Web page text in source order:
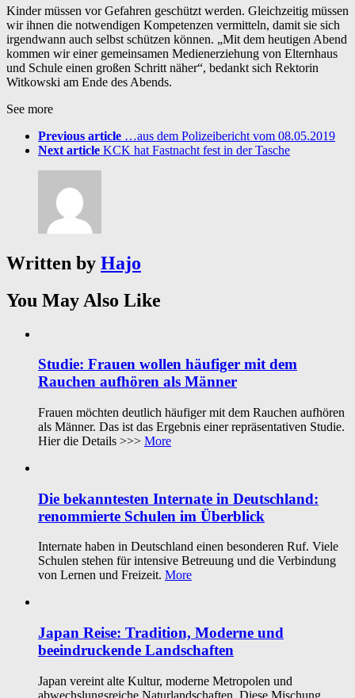
Kinder müssen vor Gefahren geschützt werden. Gleichzeitig müssen
wir ihnen die notwendigen Kompetenzen vermitteln, damit sie sich
irgendwann auch selbst schützen können. „Mit dem heutigen Abend
kommen wir einer gemeinsamen Medienerziehung von Elternhaus
und Schule einen großen Schritt näher“, bedankt sich Rektorin
Witkowski am Ende des Abends.
See more
Previous article …aus dem Polizeibericht vom 08.05.2019
Next article KCK hat Fastnacht fest in der Tasche
Written by Hajo
You May Also Like
Studie: Frauen wollen häufiger mit dem
Rauchen aufhören als Männer
Frauen möchten deutlich häufiger mit dem Rauchen aufhören
als Männer. Das ist das Ergebnis einer repräsentativen Studie.
Hier die Details >>> More
Die bekanntesten Internate in Deutschland:
renommierte Schulen im Überblick
Internate haben in Deutschland einen besonderen Ruf. Viele
Schulen stehen für intensive Betreuung und die Verbindung
von Lernen und Freizeit. More
Japan Reise: Tradition, Moderne und
beeindruckende Landschaften
Japan vereint alte Kultur, moderne Metropolen und
abwechslungsreiche Naturlandschaften. Diese Mischung